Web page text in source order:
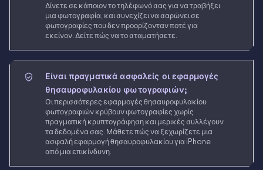
Δίνετε σε κάποιον το τηλέφωνό σας για να τραβήξει
μια φωτογραφία, και συνεχίζει να σαρώνει σε
φωτογραφίες που δεν προορίζονταν ποτέ για
εκείνον. Δείτε πώς να το σταματήσετε.
Είναι πραγματικά ασφαλείς οι εφαρμογές
θησαυροφυλακίου φωτογραφιών;
Οι περισσότερες εφαρμογές θησαυροφυλακίου
φωτογραφιών κρύβουν φωτογραφίες χωρίς
πραγματική κρυπτογράφηση και μερικές συλλέγουν
τα δεδομένα σας. Μάθετε πώς να ξεχωρίζετε μια
ασφαλή εφαρμογή θησαυροφυλακίου για iPhone
από μια επικίνδυνη.